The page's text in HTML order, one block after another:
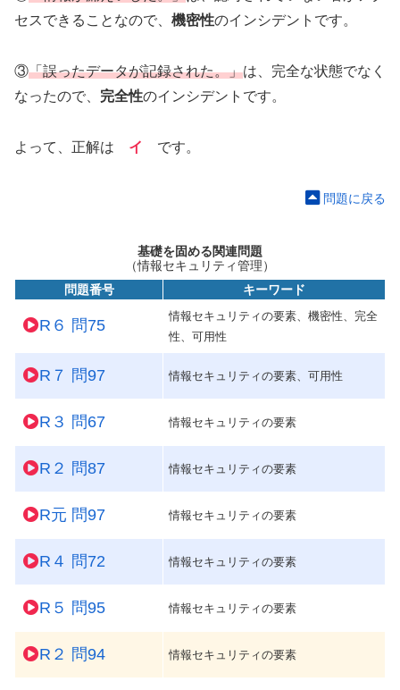
セスできることなので、 機密性のインシデントです。
③「誤ったデータが記録された。」は、完全な状態でなく
なったので、 完全性のインシデントです。
よって、正解は イ です。
問題に戻る
基礎を固める関連問題
（情報セキュリティ管理）
問題番号
キーワード
R６ 問75
情報セキュリティの要素、機密性、完全
性、可用性
R７ 問97 情報セキュリティの要素、可用性
R３ 問67 情報セキュリティの要素
R２ 問87 情報セキュリティの要素
R元 問97 情報セキュリティの要素
R４ 問72 情報セキュリティの要素
R５ 問95 情報セキュリティの要素
R２ 問94 情報セキュリティの要素